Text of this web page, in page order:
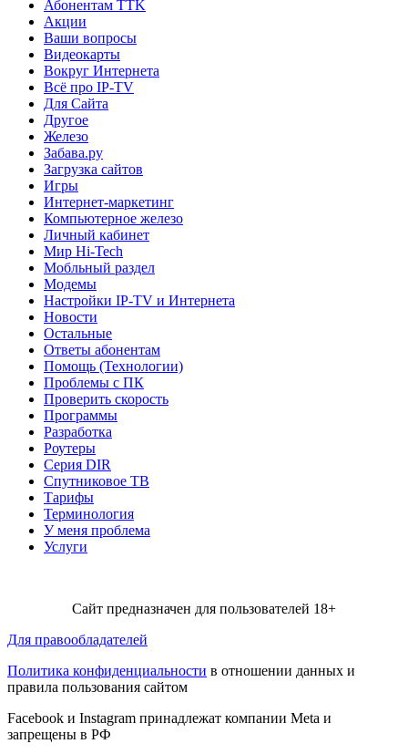
Абонентам TTK
Акции
Ваши вопросы
Видеокарты
Вокруг Интернета
Всё про IP-TV
Для Сайта
Другое
Железо
Забава.ру
Загрузка сайтов
Игры
Интернет-маркетинг
Компьютерное железо
Личный кабинет
Мир Hi-Tech
Мобльный раздел
Модемы
Настройки IP-TV и Интернета
Новости
Остальные
Ответы абонентам
Помощь (Технологии)
Проблемы с ПК
Проверить скорость
Программы
Разработка
Роутеры
Серия DIR
Спутниковое ТВ
Тарифы
Терминология
У меня проблема
Услуги
Сайт предназначен для пользователей 18+
Для правообладателей
Политика конфиденциальности в отношении данных и
правила пользования сайтом
Facebook и Instagram принадлежат компании Metа и
запрещены в РФ